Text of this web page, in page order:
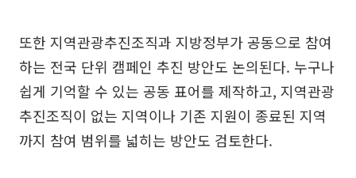
또한 지역관광추진조직과 지방정부가 공동으로 참여
하는 전국 단위 캠페인 추진 방안도 논의된다. 누구나
쉽게 기억할 수 있는 공동 표어를 제작하고, 지역관광
추진조직이 없는 지역이나 기존 지원이 종료된 지역
까지 참여 범위를 넓히는 방안도 검토한다.